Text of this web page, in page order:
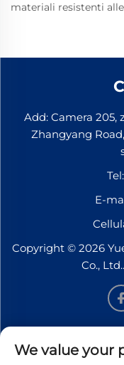
materiali resistenti
Add: Camera 205,
Zhangyang
Tel:
E-
Copyright © 2026
Co.,
We value your